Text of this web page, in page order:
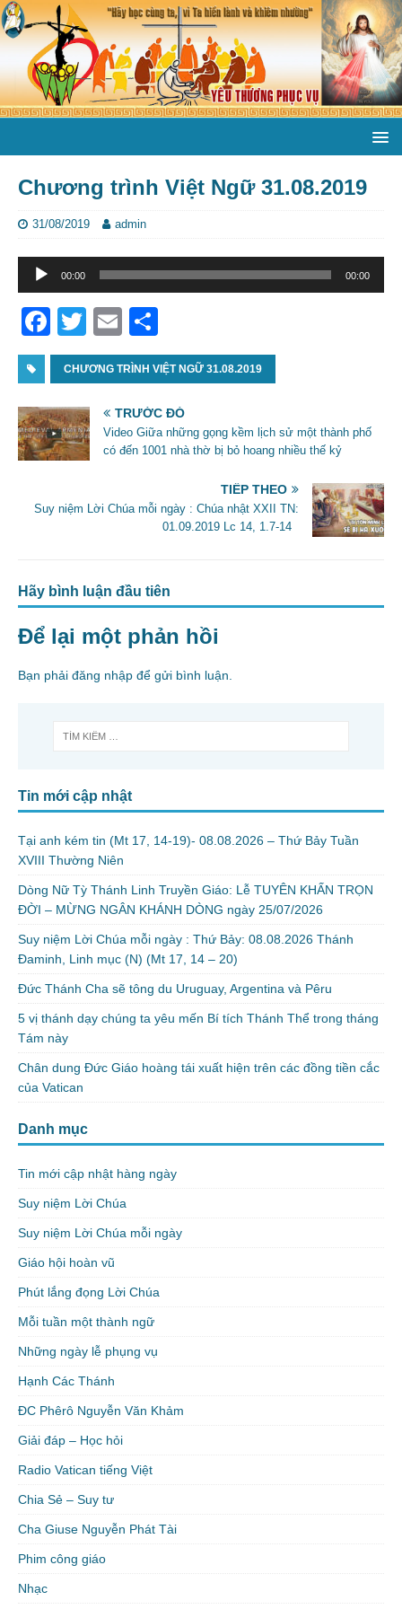
Chương trình Việt Ngữ 31.08.2019
31/08/2019 admin
Trình
phát
âm
thanh
00:00 00:00
F
a
c
e
b
o
k
T
w
itt
er
E
m
ai
l
h
ar
e
CHƯƠNG TRÌNH VIỆT NGỮ 31.08.2019
TRƯỚC ĐÓ
Video Giữa những gọng kềm lịch sử một thành phố
có đến 1001 nhà thờ bị bỏ hoang nhiều thế kỷ
TIẾP THEO
Suy niệm Lời Chúa mỗi ngày : Chúa nhật XXII TN:
01.09.2019 Lc 14, 1.7-14
Hãy bình luận đầu tiên
Để lại một phản hồi
Bạn phải đăng nhập để gửi bình luận.
Tin mới cập nhật
Tại anh kém tin (Mt 17, 14-19)- 08.08.2026 – Thứ Bảy Tuần
XVIII Thường Niên
Dòng Nữ Tỳ Thánh Linh Truyền Giáo: Lễ TUYÊN KHẤN TRỌN
ĐỜI – MỪNG NGÂN KHÁNH DÒNG ngày 25/07/2026
Suy niệm Lời Chúa mỗi ngày : Thứ Bảy: 08.08.2026 Thánh
Đaminh, Linh mục (N) (Mt 17, 14 – 20)
Đức Thánh Cha sẽ tông du Uruguay, Argentina và Pêru
5 vị thánh dạy chúng ta yêu mến Bí tích Thánh Thể trong tháng
Tám này
Chân dung Đức Giáo hoàng tái xuất hiện trên các đồng tiền cắc
của Vatican
Danh mục
Tin mới cập nhật hàng ngày
Suy niệm Lời Chúa
Suy niệm Lời Chúa mỗi ngày
Giáo hội hoàn vũ
Phút lắng đọng Lời Chúa
Mỗi tuần một thành ngữ
Những ngày lễ phụng vụ
Hạnh Các Thánh
ĐC Phêrô Nguyễn Văn Khảm
Giải đáp – Học hỏi
Radio Vatican tiếng Việt
Chia Sẻ – Suy tư
Cha Giuse Nguyễn Phát Tài
Phim công giáo
Nhạc